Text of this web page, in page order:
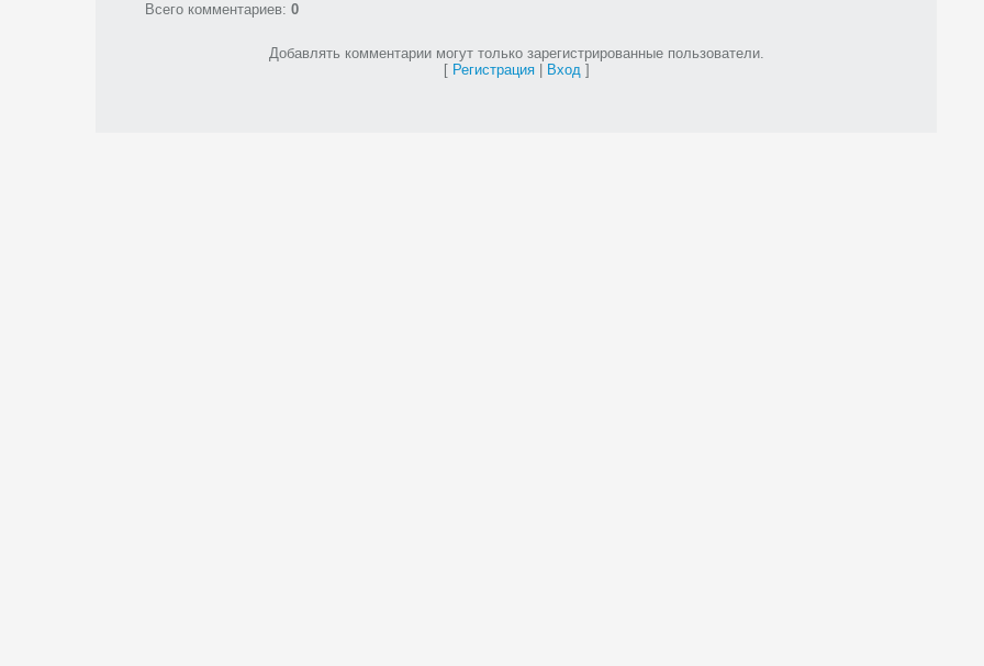
Всего комментариев: 0
Добавлять комментарии могут только зарегистрированные пользователи.
[ Регистрация| Вход]